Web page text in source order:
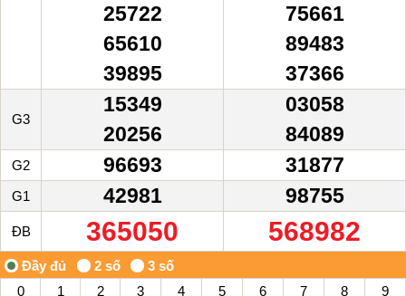
25722
65610
39895
75661
89483
37366
G3
15349
20256
03058
84089
G2 96693 31877
G1 42981 98755
ĐB 365050 568982
0 1 2 3 4 5 6 7 8 9